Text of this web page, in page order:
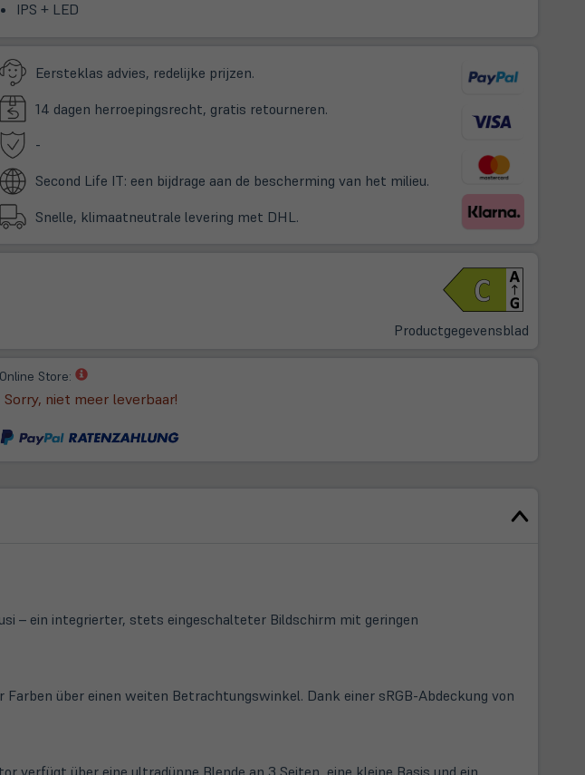
IPS + LED
Eersteklas advies, redelijke prijzen.
14 dagen herroepingsrecht, gratis retourneren.
-
Second Life IT: een bijdrage aan de bescherming van het milieu.
Snelle, klimaatneutrale levering met DHL.
Productgegevensblad
Online Store:
(öffnet
neuem
Sorry, niet meer leverbaar!
– ein integrierter, stets eingeschalteter Bildschirm mit geringen
über einen weiten Betrachtungswinkel. Dank einer sRGB-Abdeckung von